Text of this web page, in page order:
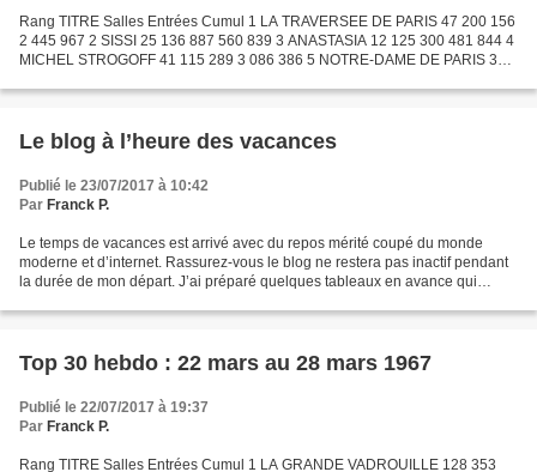
Rang TITRE Salles Entrées Cumul 1 LA TRAVERSEE DE PARIS 47 200 156
2 445 967 2 SISSI 25 136 887 560 839 3 ANASTASIA 12 125 300 481 844 4
MICHEL STROGOFF 41 115 289 3 086 386 5 NOTRE-DAME DE PARIS 37
Le blog à l’heure des vacances
Publié le 23/07/2017 à 10:42
Par Franck P.
Le temps de vacances est arrivé avec du repos mérité coupé du monde
moderne et d’internet. Rassurez-vous le blog ne restera pas inactif pendant
la durée de mon départ. J’ai préparé quelques tableaux en avance qui
Top 30 hebdo : 22 mars au 28 mars 1967
Publié le 22/07/2017 à 19:37
Par Franck P.
Rang TITRE Salles Entrées Cumul 1 LA GRANDE VADROUILLE 128 353